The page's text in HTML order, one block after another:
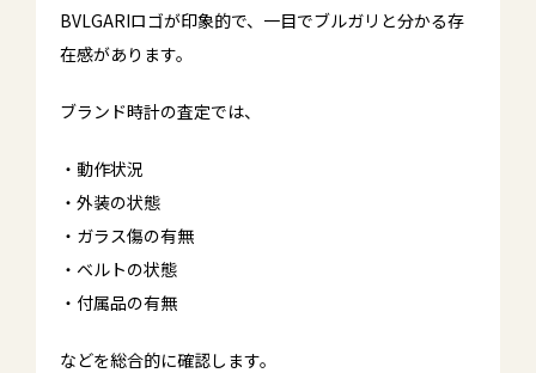
BVLGARIロゴが印象的で、一目でブルガリと分かる存
在感があります。
ブランド時計の査定では、
・動作状況
・外装の状態
・ガラス傷の有無
・ベルトの状態
・付属品の有無
などを総合的に確認します。